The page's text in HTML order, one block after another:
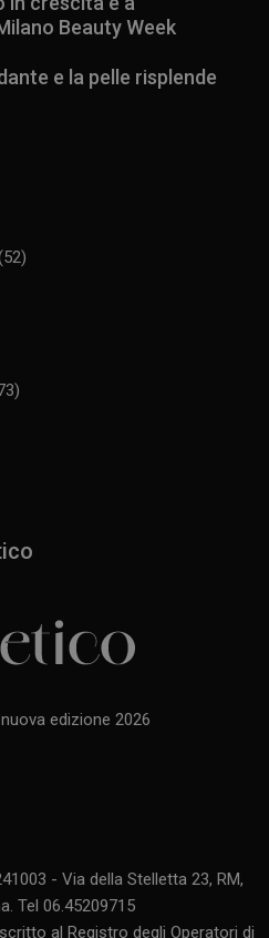
Beauty Week
e la pelle risplende
edizione 2026
- Via della Stelletta 23, RM,
Tel 06.45209715
al Registro degli Operatori di